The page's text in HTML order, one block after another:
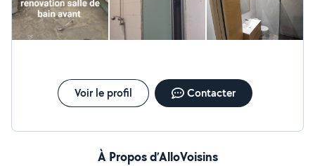
Voir le profil Contacter
À Propos d’AlloVoisins